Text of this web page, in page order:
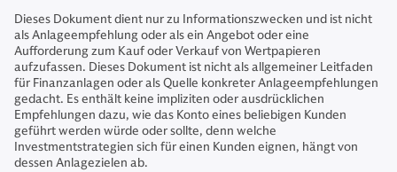
Dieses Dokument dient nur zu Informationszwecken und ist nicht
als Anlageempfehlung oder als ein Angebot oder eine
Aufforderung zum Kauf oder Verkauf von Wertpapieren
aufzufassen. Dieses Dokument ist nicht als allgemeiner Leitfaden
für Finanzanlagen oder als Quelle konkreter Anlageempfehlungen
gedacht. Es enthält keine impliziten oder ausdrücklichen
Empfehlungen dazu, wie das Konto eines beliebigen Kunden
geführt werden würde oder sollte, denn welche
Investmentstrategien sich für einen Kunden eignen, hängt von
dessen Anlagezielen ab.